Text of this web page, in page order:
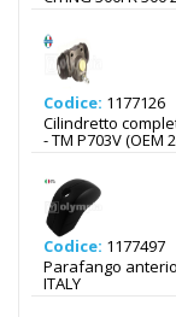
Codice: 1177126
Cilindretto
- TM P703V (OEM
Codice: 1177497
Parafango
ITALY